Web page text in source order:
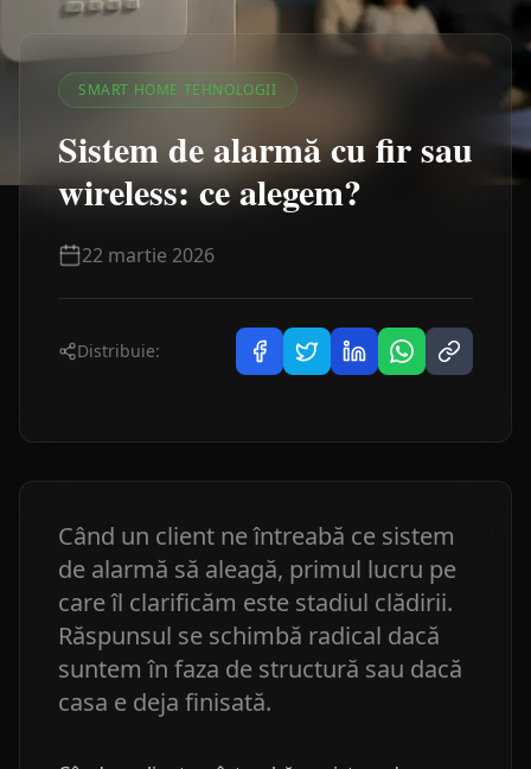
SMART HOME TEHNOLOGII
Sistem de alarmă cu fir sau
wireless: ce alegem?
22 martie 2026
Distribuie:
Când un client ne întreabă ce sistem
de alarmă să aleagă, primul lucru pe
care îl clarificăm este stadiul clădirii.
Răspunsul se schimbă radical dacă
suntem în faza de structură sau dacă
casa e deja finisată.